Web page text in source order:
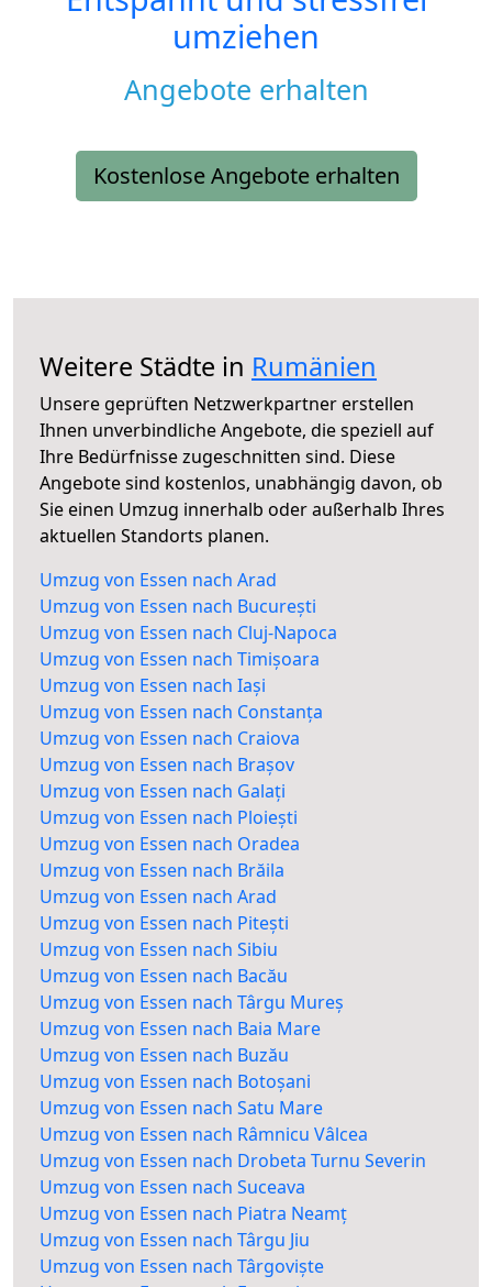
umziehen
Angebote erhalten
Kostenlose Angebote erhalten
Weitere Städte in Rumänien
Unsere geprüften Netzwerkpartner erstellen
Ihnen unverbindliche Angebote, die speziell auf
Ihre Bedürfnisse zugeschnitten sind. Diese
Angebote sind kostenlos, unabhängig davon, ob
Sie einen Umzug innerhalb oder außerhalb Ihres
aktuellen Standorts planen.
Umzug von Essen nach Arad
Umzug von Essen nach București
Umzug von Essen nach Cluj-Napoca
Umzug von Essen nach Timișoara
Umzug von Essen nach Iași
Umzug von Essen nach Constanța
Umzug von Essen nach Craiova
Umzug von Essen nach Brașov
Umzug von Essen nach Galați
Umzug von Essen nach Ploiești
Umzug von Essen nach Oradea
Umzug von Essen nach Brăila
Umzug von Essen nach Arad
Umzug von Essen nach Pitești
Umzug von Essen nach Sibiu
Umzug von Essen nach Bacău
Umzug von Essen nach Târgu Mureș
Umzug von Essen nach Baia Mare
Umzug von Essen nach Buzău
Umzug von Essen nach Botoșani
Umzug von Essen nach Satu Mare
Umzug von Essen nach Râmnicu Vâlcea
Umzug von Essen nach Drobeta Turnu Severin
Umzug von Essen nach Suceava
Umzug von Essen nach Piatra Neamț
Umzug von Essen nach Târgu Jiu
Umzug von Essen nach Târgoviște